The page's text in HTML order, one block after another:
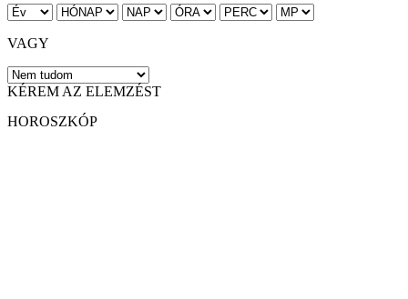
VAGY
KÉREM AZ ELEMZÉST
HOROSZKÓP